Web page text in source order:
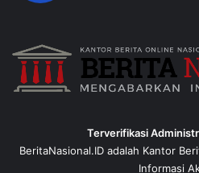
Terverifikasi
BeritaNasional.ID adalah Kantor
Informasi